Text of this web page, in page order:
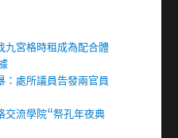
九宮格時租成為配合體
：處所議員告發兩官員
交流學院“祭孔年夜典